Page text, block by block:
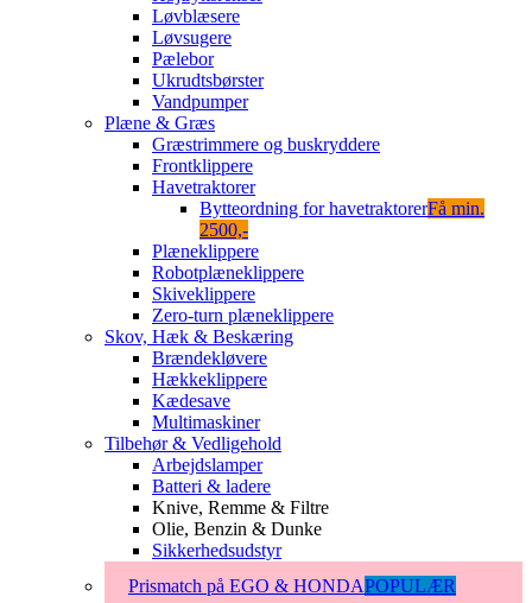
Løvblæsere
Løvsugere
Pælebor
Ukrudtsbørster
Vandpumper
Plæne & Græs
Græstrimmere og buskryddere
Frontklippere
Havetraktorer
Bytteordning for havetraktorerFå min.
2500,-
Plæneklippere
Robotplæneklippere
Skiveklippere
Zero-turn plæneklippere
Skov, Hæk & Beskæring
Brændekløvere
Hækkeklippere
Kædesave
Multimaskiner
Tilbehør & Vedligehold
Arbejdslamper
Batteri & ladere
Knive, Remme & Filtre
Olie, Benzin & Dunke
Sikkerhedsudstyr
Prismatch på EGO & HONDAPOPULÆR